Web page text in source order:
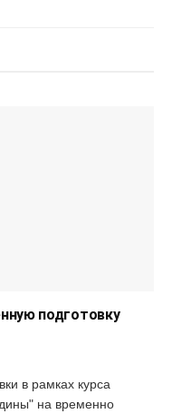
подготовку
в рамках курса
на временно